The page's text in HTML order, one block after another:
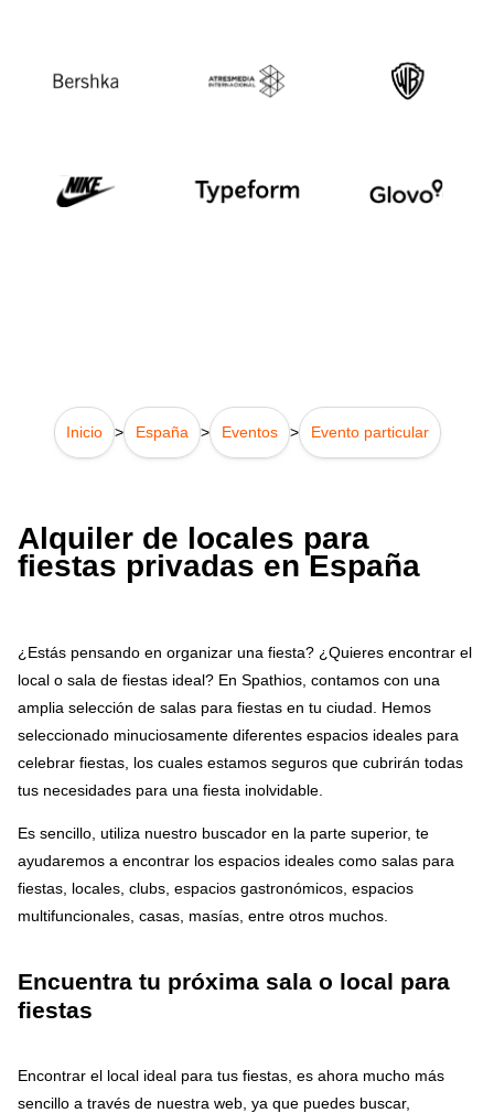
Inicio > España > Eventos > Evento particular
Alquiler de locales para
fiestas privadas en España
¿Estás pensando en organizar una fiesta? ¿Quieres encontrar el
local o sala de fiestas ideal? En Spathios, contamos con una
amplia selección de salas para fiestas en tu ciudad. Hemos
seleccionado minuciosamente diferentes espacios ideales para
celebrar fiestas, los cuales estamos seguros que cubrirán todas
tus necesidades para una fiesta inolvidable.
Es sencillo, utiliza nuestro buscador en la parte superior, te
ayudaremos a encontrar los espacios ideales como salas para
fiestas, locales, clubs, espacios gastronómicos, espacios
multifuncionales, casas, masías, entre otros muchos.
Encuentra tu próxima sala o local para
fiestas
Encontrar el local ideal para tus fiestas, es ahora mucho más
sencillo a través de nuestra web, ya que puedes buscar,